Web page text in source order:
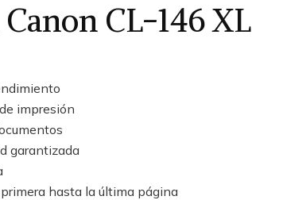
CL-146 XL
impresión
garantizada
hasta la última página